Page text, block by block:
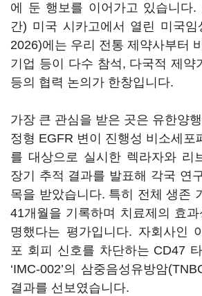
에 둔 행보를 이어가고 있습니다.
간) 미국 시카고에서 열린 미국임
2026)에는 우리 전통 제약사부터
기업 등이 다수 참석, 다국적 제약
등의 협력 논의가 한창입니다.
가장 큰 관심을 받은 곳은 유한양
정형 EGFR 변이 진행성 비소세포
를 대상으로 실시한 렉라자와 리
장기 추적 결과를 발표해 각국 연
목을 받았습니다. 특히 전체 생존
41개월을 기록하며 치료제의 효
명했다는 평가입니다. 자회사인
포 회피 신호를 차단하는 CD47
‘IMC-002’의 삼중음성유방암
결과를 선보였습니다.